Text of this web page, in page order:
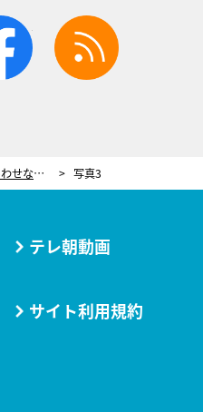
facebook
『しあわせな結婚』ついに最終回！阿部サダヲ「最後あんな展開に⁉︎」最大の秘密が明らかに 写真3
テレ朝動画
サイト利用規約